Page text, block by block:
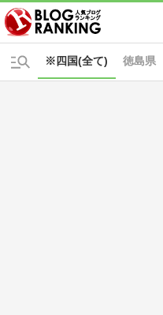
※四国(全て) 徳島県